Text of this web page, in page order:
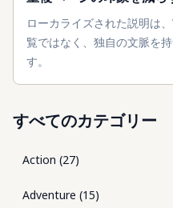
ローカライズされた説明は
覧ではなく、独自の文脈を
す。
すべてのカテゴリー
Action (27)
Adventure (15)